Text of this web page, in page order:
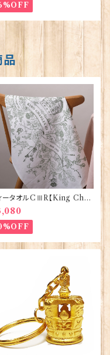
品
ータオルCⅢR【King Char
Coronation】Victoria
50129